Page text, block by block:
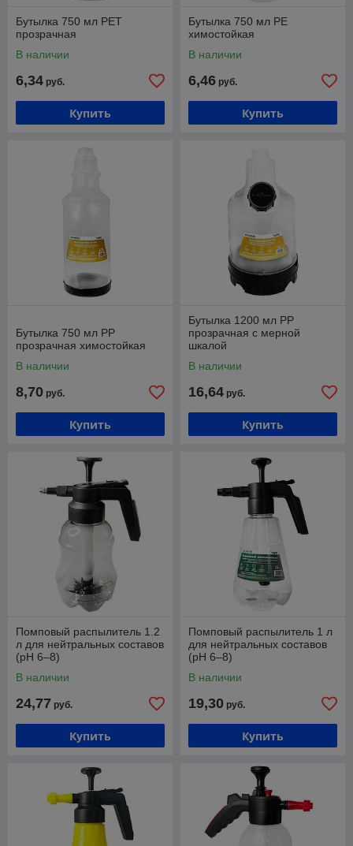
Бутылка 750 мл PET
прозрачная
В наличии
6,34 руб.
Купить
Бутылка 750 мл PE
химостойкая
В наличии
6,46 руб.
Купить
Бутылка 750 мл PP
прозрачная химостойкая
В наличии
8,70 руб.
Купить
Бутылка 1200 мл PP
прозрачная с мерной
шкалой
В наличии
16,64 руб.
Купить
Помповый распылитель 1.2
л для нейтральных составов
(pH 6–8)
В наличии
24,77 руб.
Купить
Помповый распылитель 1 л
для нейтральных составов
(pH 6–8)
В наличии
19,30 руб.
Купить